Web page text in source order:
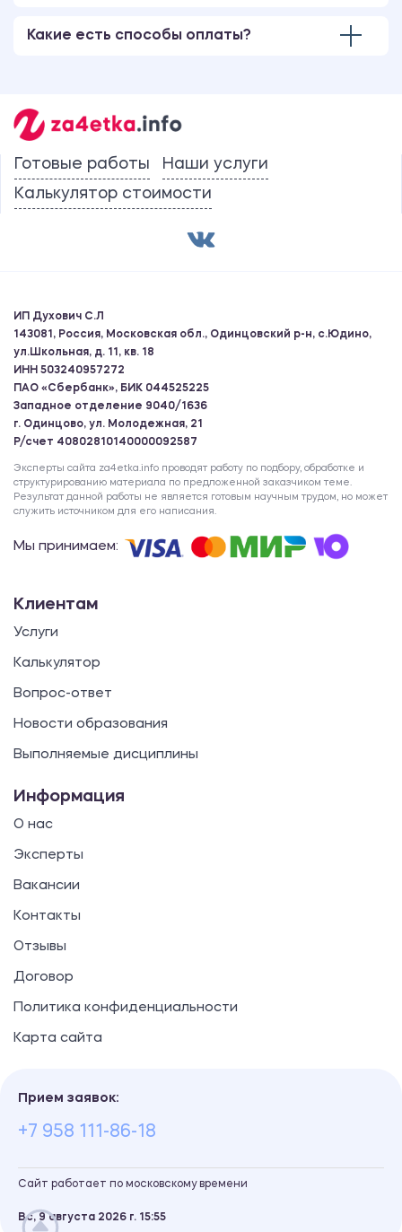
Какие есть способы оплаты?
Готовые работы
Наши услуги
Калькулятор стоимости
ИП Духович С.Л
143081, Россия, Московская обл., Одинцовский р-н, с.Юдино,
ул.Школьная, д. 11, кв. 18
ИНН 503240957272
ПАО «Сбербанк», БИК 044525225
Западное отделение 9040/1636
г. Одинцово, ул. Молодежная, 21
Р/счет 40802810140000092587
Эксперты сайта za4etka.info проводят работу по подбору, обработке и
структурированию материала по предложенной заказчиком теме.
Результат данной работы не является готовым научным трудом, но может
служить источником для его написания.
Мы принимаем:
Клиентам
Услуги
Калькулятор
Вопрос-ответ
Новости образования
Выполняемые дисциплины
Информация
О нас
Эксперты
Вакансии
Контакты
Отзывы
Договор
Политика конфиденциальности
Карта сайта
Прием заявок:
+7 958 111-86-18
Сайт работает по московскому времени
Вс, 9 августа 2026 г. 15:55